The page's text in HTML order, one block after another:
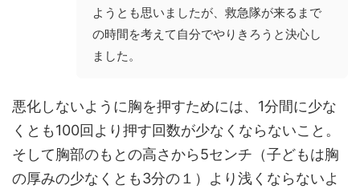
ようとも思いましたが、救急隊が来るまで
の時間を考えて自分でやりきろうと決心し
ました。
悪化しないように胸を押すためには、1分間に少な
くとも100回より押す回数が少なくならないこと。
そして胸部のもとの高さから5センチ（子どもは胸
の厚みの少なくとも3分の１）より浅くならないよ